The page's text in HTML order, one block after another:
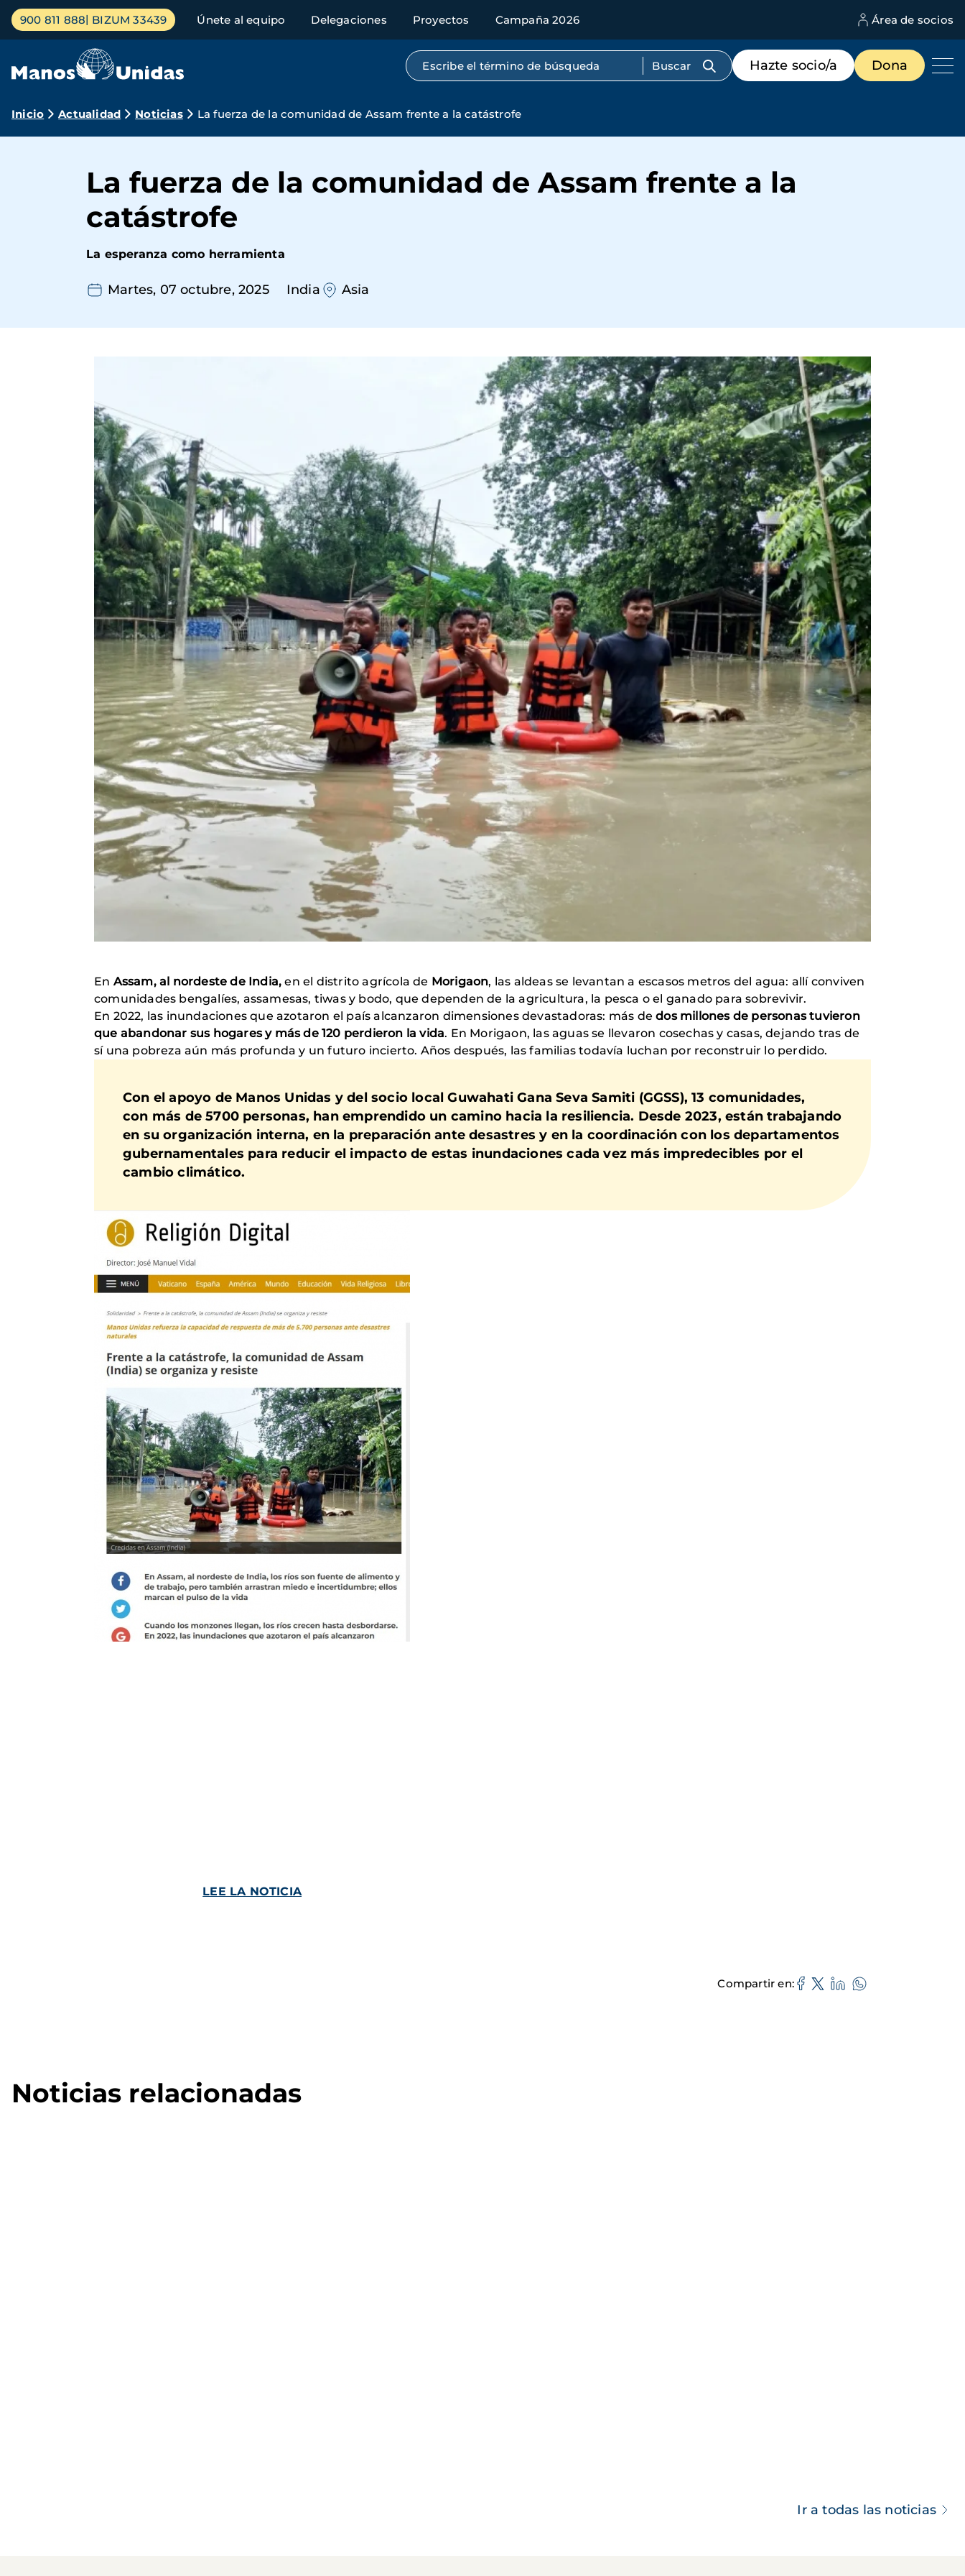
Pasar
contenido
Menú
principal
900 811 888 BIZUM 33439 Únete al equipo Delegaciones Proyectos Campaña 2026 Área de socios
Búsqueda por texto completo
Menú
de
destacados
Hazte socio/a Dona
Ruta
navegación
Inicio Actualidad Noticias La fuerza de la comunidad de Assam frente a la catástrofe
La fuerza de la comunidad de Assam frente a la
catástrofe
La esperanza como herramienta
Martes, 07 octubre, 2025 India Asia
En Assam, al nordeste de India, en el distrito agrícola de Morigaon, las aldeas se levantan a escasos metros del agua: allí conviven
comunidades bengalíes, assamesas, tiwas y bodo, que dependen de la agricultura, la pesca o el ganado para sobrevivir.
En 2022, las inundaciones que azotaron el país alcanzaron dimensiones devastadoras: más dedos millones de personas tuvieron
que abandonar sus hogares y más de 120 perdieron la vida. En Morigaon, las aguas se llevaron cosechas y casas, dejando tras de
sí una pobreza aún más profunda y un futuro incierto. Años después, las familias todavía luchan por reconstruir lo perdido.
Con el apoyo de Manos Unidas y del socio local Guwahati Gana Seva Samiti (GGSS), 13 comunidades,
con más de 5700 personas, han emprendido un camino hacia la resiliencia. Desde 2023, están trabajando
en su organización interna, en la preparación ante desastres y en la coordinación con los departamentos
gubernamentales para reducir el impacto de estas inundaciones cada vez más impredecibles por el
cambio climático.
LEE LA NOTICIA
Compartir en
Noticias relacionadas
Ir a todas las noticias